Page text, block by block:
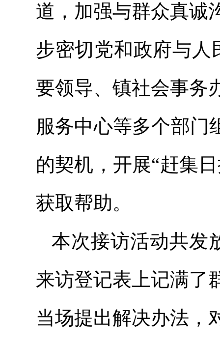
道，加强与群众真诚
步密切党和政府与人
要领导、镇社会事务
服务中心等多个部门
的契机，开展“赶集
获取帮助。
本次接访活动共发
来访登记表上记满了
当场提出解决办法，